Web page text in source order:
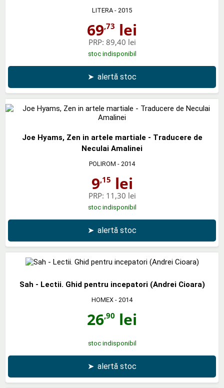
LITERA - 2015
69,73 lei
PRP: 89,40 lei
stoc indisponibil
➤ alertă stoc
Joe Hyams, Zen in artele martiale - Traducere de
Neculai Amalinei
POLIROM - 2014
9,15 lei
PRP: 11,30 lei
stoc indisponibil
➤ alertă stoc
Sah - Lectii. Ghid pentru incepatori (Andrei Cioara)
HOMEX - 2014
26,90 lei
stoc indisponibil
➤ alertă stoc